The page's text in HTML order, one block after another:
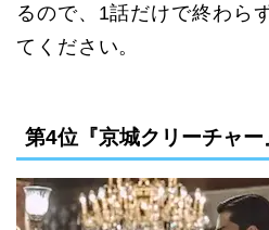
るので、1話だけで終わら
てください。
第4位『京城クリーチャー